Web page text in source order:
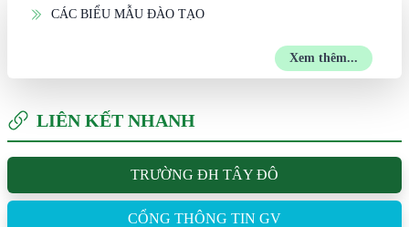
CÁC BIỂU MẪU ĐÀO TẠO
Xem thêm...
LIÊN KẾT NHANH
TRƯỜNG ĐH TÂY ĐÔ
CỔNG THÔNG TIN GV